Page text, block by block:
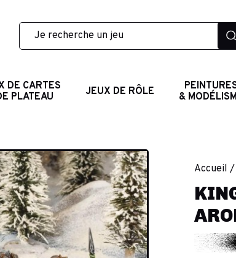
DE CARTES
PLATEAU
JEUX DE RÔLE
&
Accueil